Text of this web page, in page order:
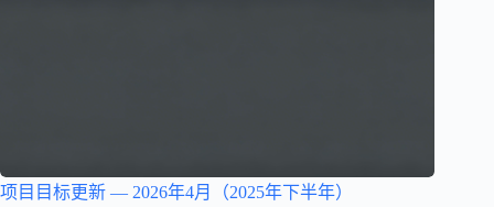
项目目标更新 — 2026年4月（2025年下半年）